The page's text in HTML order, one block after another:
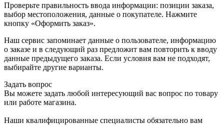
Проверьте правильность ввода информации: позиции заказа,
выбор местоположения, данные о покупателе. Нажмите
кнопку «Оформить заказ».
Наш сервис запоминает данные о пользователе, информацию
о заказе и в следующий раз предложит вам повторить к вводу
данные предыдущего заказа. Если условия вам не подходят,
выбирайте другие варианты.
Задать вопрос
Вы можете задать любой интересующий вас вопрос по товару
или работе магазина.
Наши квалифицированные специалисты обязательно вам